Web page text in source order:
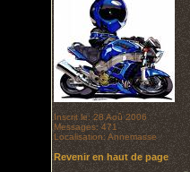
Inscrit le: 28 Aoû 2006
Messages: 471
Localisation: Annemasse
Revenir en haut de page